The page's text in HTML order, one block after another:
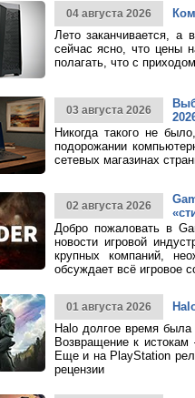
04 августа 2026
Лето заканчивается,
сейчас ясно, что цены
полагать, что с
03 августа 2026
Никогда такого не
подорожании
сетевых магазинах
02 августа 2026
Добро пожаловать в
новости игровой
крупных компаний,
обсуждает всё игровое
01 августа 2026
Halo долгое время
Возвращение к
Еще и на PlayStation
рецензии